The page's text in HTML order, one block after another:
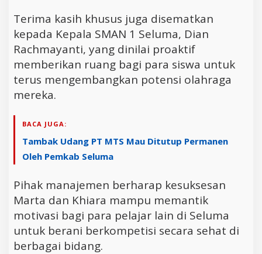
Terima kasih khusus juga disematkan
kepada Kepala SMAN 1 Seluma, Dian
Rachmayanti, yang dinilai proaktif
memberikan ruang bagi para siswa untuk
terus mengembangkan potensi olahraga
mereka.
BACA JUGA:
Tambak Udang PT MTS Mau Ditutup Permanen
Oleh Pemkab Seluma
Pihak manajemen berharap kesuksesan
Marta dan Khiara mampu memantik
motivasi bagi para pelajar lain di Seluma
untuk berani berkompetisi secara sehat di
berbagai bidang.